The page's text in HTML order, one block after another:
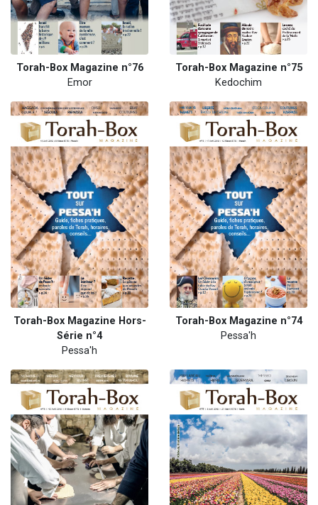
Torah-Box Magazine n°76
Emor
Torah-Box Magazine n°75
Kedochim
Torah-Box Magazine Hors-
Série n°4
Pessa'h
Torah-Box Magazine n°74
Pessa'h